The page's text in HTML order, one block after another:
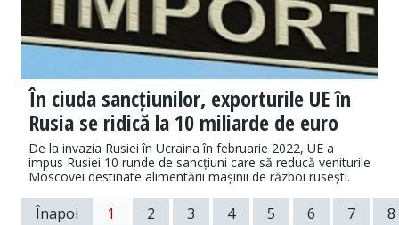
În ciuda sancțiunilor, exporturile UE în
Rusia se ridică la 10 miliarde de euro
De la invazia Rusiei în Ucraina în februarie 2022, UE a
impus Rusiei 10 runde de sancțiuni care să reducă veniturile
Moscovei destinate alimentării mașinii de război rusești.
Înapoi 1 2 3 4 5 6 7 8